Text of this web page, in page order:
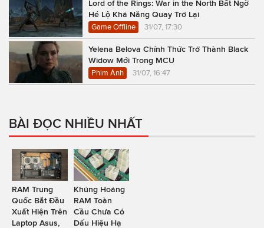
Lord of the Rings: War in the North Bất Ngờ
Hé Lộ Khả Năng Quay Trở Lại
Game Offline 31/07, 17:30
Yelena Belova Chính Thức Trở Thành Black
Widow Mới Trong MCU
Phim Ảnh 31/07, 16:47
BÀI ĐỌC NHIỀU NHẤT
RAM Trung
Quốc Bắt Đầu
Xuất Hiện Trên
Laptop Asus,
Khủng Hoảng
RAM Toàn
Cầu Chưa Có
Dấu Hiệu Hạ